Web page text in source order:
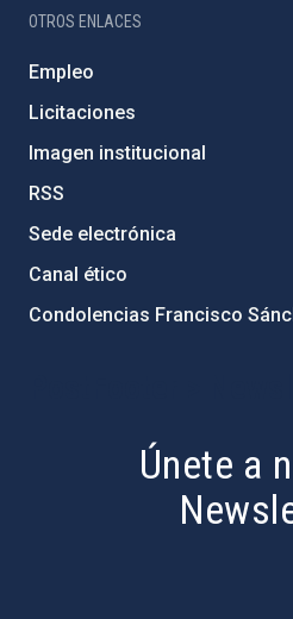
OTROS ENLACES
Empleo
Licitaciones
Imagen institucional
RSS
Sede electrónica
Canal ético
Condolencias Francisco
Únete a